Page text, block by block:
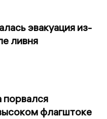
эвакуация из-
ливня
порвался
флагштоке